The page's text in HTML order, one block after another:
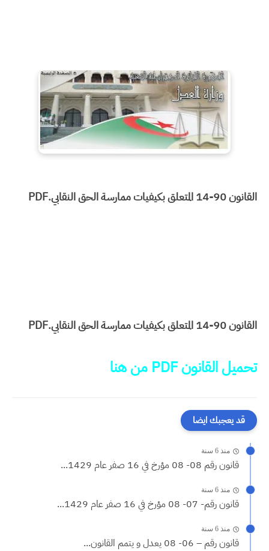
القانون 90-14 المتعلق بكيفيات ممارسة الحق النقابي.PDF
القانون 90-14 المتعلق بكيفيات ممارسة الحق النقابي.PDF
تحميل القانون PDF من هنا
قد يعجبك ايضا
منذ 6 سنة
قانون رقم 08- 08 مؤرخ في 16 صفر عام 1429...
منذ 6 سنة
قانون رقم- 07- 08 مؤرخ في 16 صفر عام 1429...
منذ 6 سنة
قانون رقم – 06- 08 يعدل و يتمم القانون...